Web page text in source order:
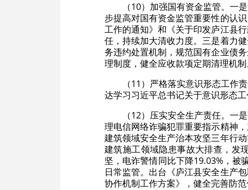
（10）加强国有资金监管。一
步提高对国有资金监管重要性的认
工作的通知》和《关于印发庐江县
任，持续加大清收力度。三是着力
务违约处置机制，规范国有企业债
理制度，健全应收款项定期清理机制
（11）严格落实意识形态工作
达学习习近平总书记关于意识形态
（12）压实安全生产责任。一
理电信网络诈骗犯罪重要指示精神
建筑领域安全生产治本攻坚三年行
建筑施工领域隐患事故大排查，发
坚，电诈警情同比下降19.03%，被
日常监管。出台《庐江县安全生产
协作机制工作方案》，健全完善防